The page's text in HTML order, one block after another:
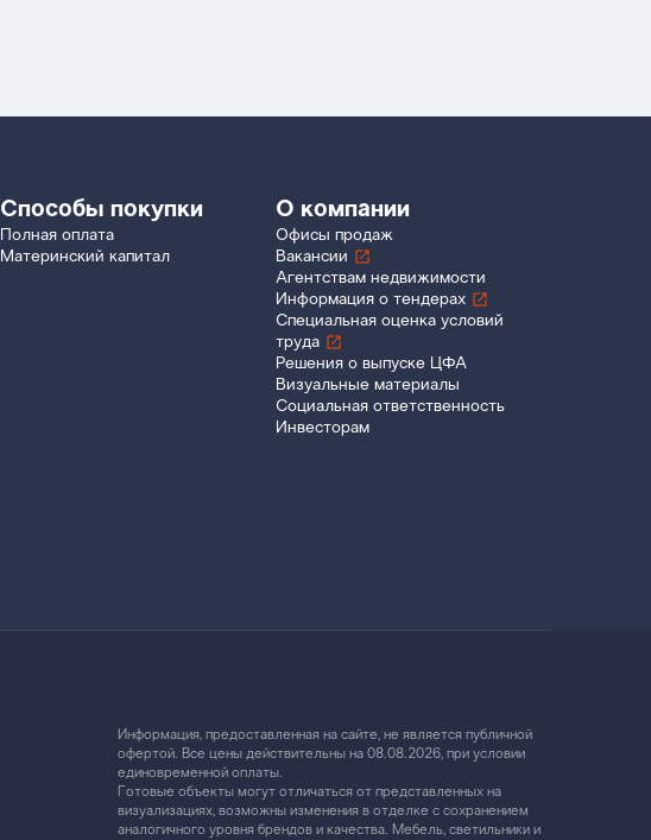
Способы покупки
Полная оплата
Материнский капитал
О компании
Офисы продаж
Вакансии
Агентствам недвижимости
Информация о тендерах
Специальная оценка условий
труда
Решения о выпуске ЦФА
Визуальные материалы
Социальная ответственность
Инвесторам
Информация, предоставленная на сайте, не является публичной
офертой. Все цены действительны на 08.08.2026, при условии
единовременной оплаты.
Готовые объекты могут отличаться от представленных на
визуализациях, возможны изменения в отделке с сохранением
аналогичного уровня брендов и качества. Мебель, светильники и